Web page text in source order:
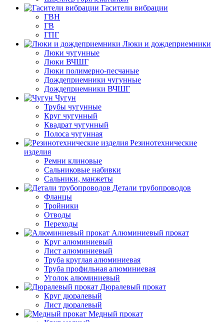
Гасители вибрации
ГВН
ГВ
ГПГ
Люки и дождеприемники
Люки чугунные
Люки ВЧШГ
Люки полимерно-песчаные
Дождеприемники чугунные
Дождеприемники ВЧШГ
Чугун
Трубы чугунные
Круг чугунный
Квадрат чугунный
Полоса чугунная
Резинотехнические
изделия
Ремни клиновые
Сальниковые набивки
Сальники, манжеты
Детали трубопроводов
Фланцы
Тройники
Отводы
Переходы
Алюминиевый прокат
Круг алюминиевый
Лист алюминиевый
Труба круглая алюминиевая
Труба профильная алюминиевая
Уголок алюминиевый
Дюралевый прокат
Круг дюралевый
Лист дюралевый
Медный прокат